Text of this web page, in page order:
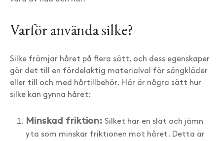
Varför använda silke?
Silke främjar håret på flera sätt, och dess egenskaper
gör det till en fördelaktig materialval för sängkläder
eller till och med hårtillbehör. Här är några sätt hur
silke kan gynna håret:
Minskad friktion: Silket har en slät och jämn
yta som minskar friktionen mot håret. Detta är